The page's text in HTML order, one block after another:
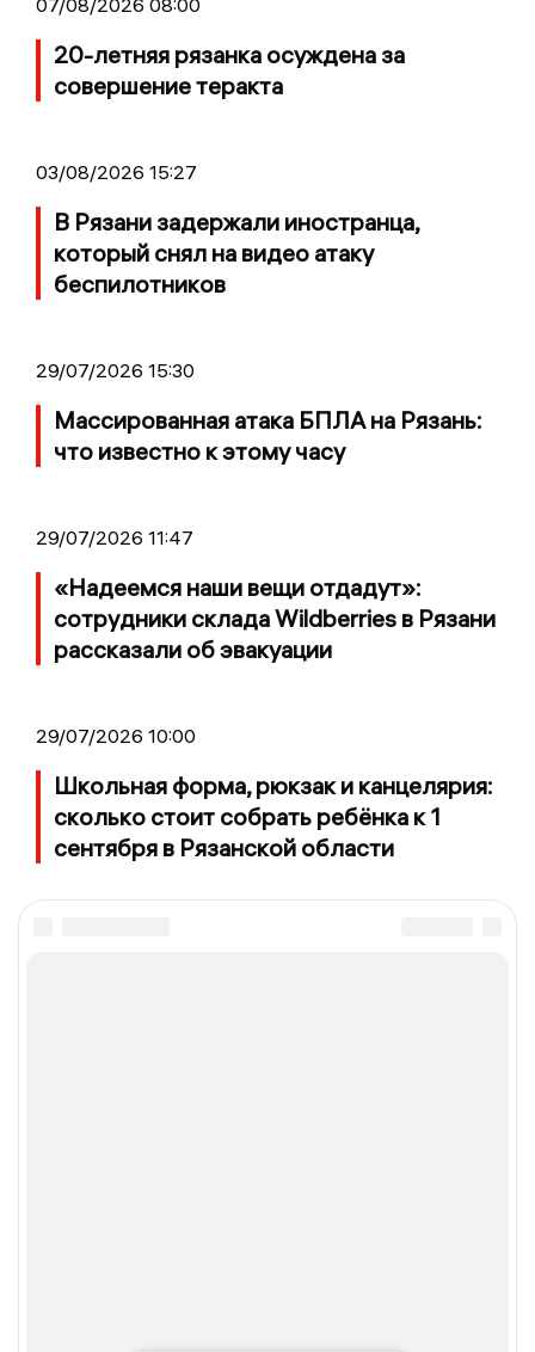
07/08/2026 08:00
20-летняя рязанка осуждена за
совершение теракта
03/08/2026 15:27
В Рязани задержали иностранца,
который снял на видео атаку
беспилотников
29/07/2026 15:30
Массированная атака БПЛА на Рязань:
что известно к этому часу
29/07/2026 11:47
«Надеемся наши вещи отдадут»:
сотрудники склада Wildberries в Рязани
рассказали об эвакуации
29/07/2026 10:00
Школьная форма, рюкзак и канцелярия:
сколько стоит собрать ребёнка к 1
сентября в Рязанской области